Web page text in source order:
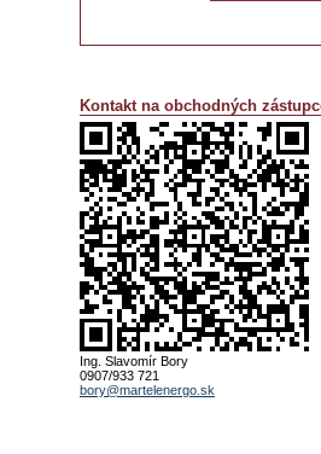
Kontakt na obchodných
Ing. Slavomír Bory
0907/933 721
bory@martelenergo.sk